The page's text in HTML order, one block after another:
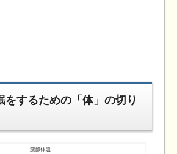
をするための「体」の切り